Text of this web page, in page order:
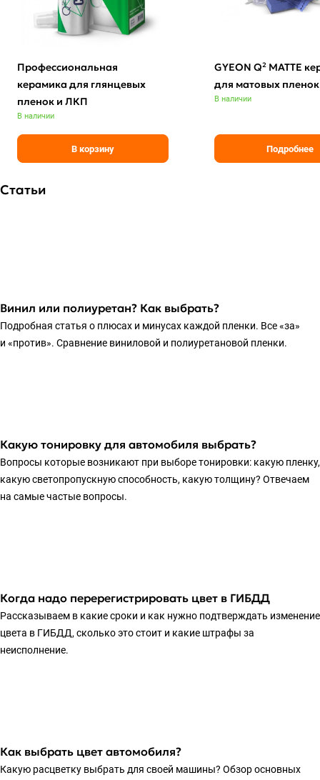
Профессиональная
керамика для глянцевых
пленок и ЛКП
В наличии
В корзину
GYEON Q² MATTE
для матовых
В наличии
Подробнее
Статьи
Винил или полиуретан? Как выбрать?
Подробная статья о плюсах и минусах каждой пленки. Все «за»
и «против». Сравнение виниловой и полиуретановой пленки.
Какую тонировку для автомобиля выбрать?
Вопросы которые возникают при выборе тонировки: какую пленку,
какую светопропускную способность, какую толщину? Отвечаем
на самые частые вопросы.
Когда надо перерегистрировать цвет в ГИБДД
Рассказываем в какие сроки и как нужно подтверждать изменение
цвета в ГИБДД, сколько это стоит и какие штрафы за
неисполнение.
Как выбрать цвет автомобиля?
Какую расцветку выбрать для своей машины? Обзор основных